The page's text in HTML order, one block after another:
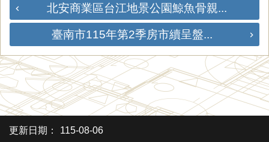
北安商業區台江地景公園鯨魚骨親...
臺南市115年第2季房市續呈盤...
更新日期：
115-08-06